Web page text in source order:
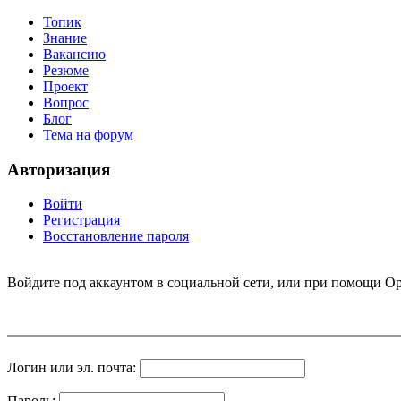
Топик
Знание
Вакансию
Резюме
Проект
Вопрос
Блог
Тема на форум
Авторизация
Войти
Регистрация
Восстановление пароля
Войдите под аккаунтом в социальной сети, или при помощи
Логин или эл. почта: